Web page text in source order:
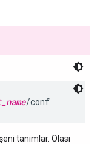
/conf
tanımlar. Olası